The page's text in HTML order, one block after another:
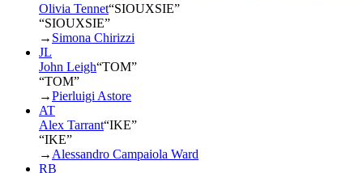
Olivia Tennet“SIOUXSIE”
“SIOUXSIE”
→ Simona Chirizzi
JL
John Leigh“TOM”
“TOM”
→Pierluigi Astore
AT
Alex Tarrant“IKE”
“IKE”
→ Alessandro Campaiola Ward
RB